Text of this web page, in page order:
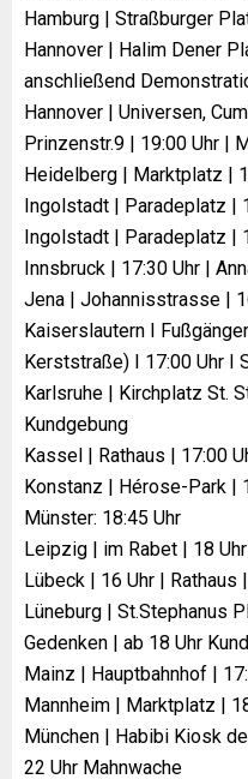
Hamburg | Straßburger
Hannover | Halim Dener
anschließend
Hannover | Universen,
Prinzenstr.9 | 19:00 Uhr |
Heidelberg | Marktplatz |
Ingolstadt | Paradeplatz |
Ingolstadt | Paradeplatz |
Innsbruck | 17:30 Uhr |
Jena | Johannisstrasse |
Kaiserslautern I
Kerststraße) I 17:00 Uhr I
Karlsruhe | Kirchplatz St.
Kundgebung
Kassel | Rathaus | 17:00
Konstanz | Hérose-Park |
Münster: 18:45 Uhr
Leipzig | im Rabet | 18
Lübeck | 16 Uhr | Rathaus
Lüneburg | St.Stephanus
Gedenken | ab 18 Uhr
Mainz | Hauptbahnhof |
Mannheim | Marktplatz |
München | Habibi Kiosk
22 Uhr Mahnwache